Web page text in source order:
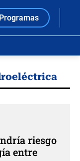
Programas
riesgo
entre